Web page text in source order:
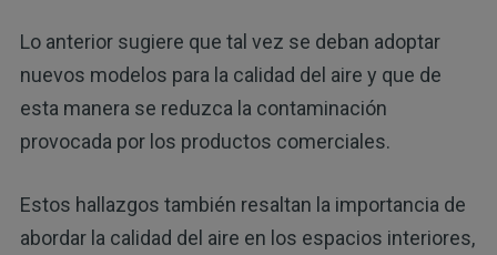
Lo anterior sugiere que tal vez se deban adoptar
nuevos modelos para la calidad del aire y que de
esta manera se reduzca la contaminación
provocada por los productos comerciales.
Estos hallazgos también resaltan la importancia de
abordar la calidad del aire en los espacios interiores,